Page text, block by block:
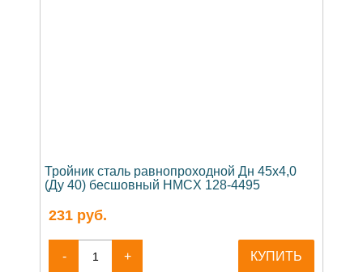
Тройник сталь равнопроходной Дн 45х4,0
(Ду 40) бесшовный HMCX 128-4495
231 руб.
- + КУПИТЬ